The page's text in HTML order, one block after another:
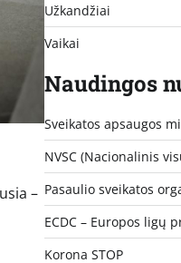
–
Užkandžiai
Vaikai
Naudingos
Sveikatos apsaugos
NVSC (Nacionalinis
Pasaulio sveikatos
ECDC – Europos ligų
Korona STOP